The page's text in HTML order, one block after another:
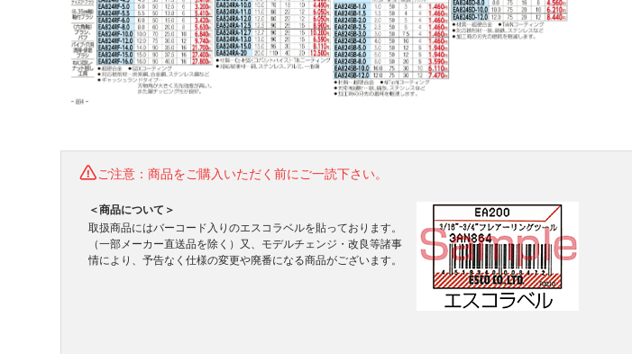
ご注意：商品をご購入いただく前にご一読下さい。
＜商品について＞
取扱商品にはバーコード入りのエスコラベルを貼っております。
（一部メーカー直送品を除く）又、モデルチェンジ・改良等諸事
情により、予告なく仕様の変更や廃番になる商品がございます。